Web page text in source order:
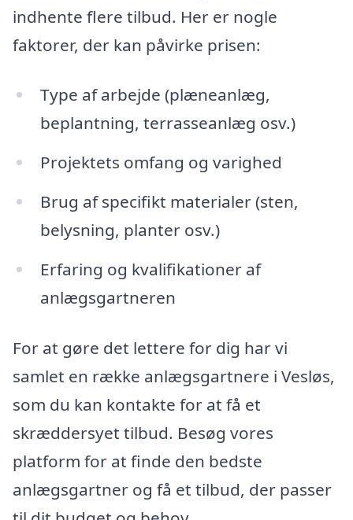
indhente flere tilbud. Her er nogle
faktorer, der kan påvirke prisen:
Type af arbejde (plæneanlæg,
beplantning, terrasseanlæg osv.)
Projektets omfang og varighed
Brug af specifikt materialer (sten,
belysning, planter osv.)
Erfaring og kvalifikationer af
anlægsgartneren
For at gøre det lettere for dig har vi
samlet en række anlægsgartnere i Vesløs,
som du kan kontakte for at få et
skræddersyet tilbud. Besøg vores
platform for at finde den bedste
anlægsgartner og få et tilbud, der passer